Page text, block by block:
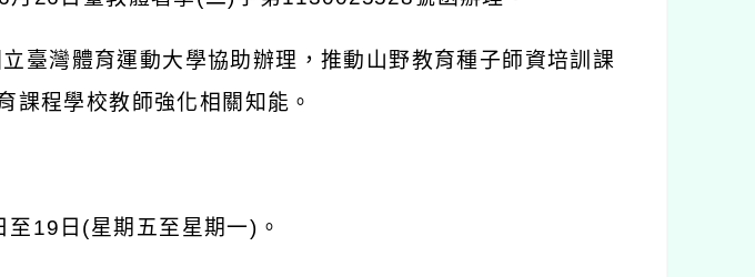
臺灣體育運動大學協助辦理，推動山野教育種子師資培訓課
課程學校教師強化相關知能。
19日(星期五至星期一)。